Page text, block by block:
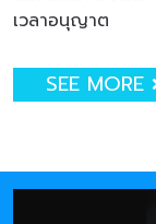
เวลาอนุญาต
SEE MORE